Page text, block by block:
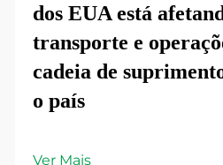
dos EUA está
transporte e
cadeia de
o país
Ver Mais